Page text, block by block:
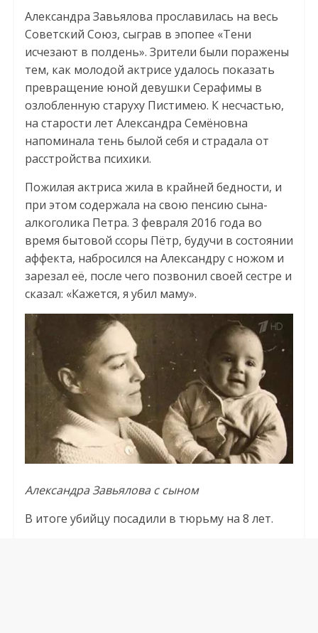
Александра Завьялова прославилась на весь
Советский Союз, сыграв в эпопее «Тени
исчезают в полдень». Зрители были поражены
тем, как молодой актрисе удалось показать
превращение юной девушки Серафимы в
озлобленную старуху Пистимею. К несчастью,
на старости лет Александра Семёновна
напоминала тень былой себя и страдала от
расстройства психики.
Пожилая актриса жила в крайней бедности, и
при этом содержала на свою пенсию сына-
алкоголика Петра. 3 февраля 2016 года во
время бытовой ссоры Пётр, будучи в состоянии
аффекта, набросился на Александру с ножом и
зарезал её, после чего позвонил своей сестре и
сказал: «Кажется, я убил маму».
Александра Завьялова с сыном
В итоге убийцу посадили в тюрьму на 8 лет.